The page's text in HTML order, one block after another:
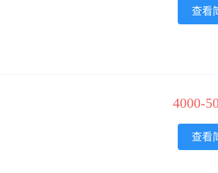
查看
4000-
查看